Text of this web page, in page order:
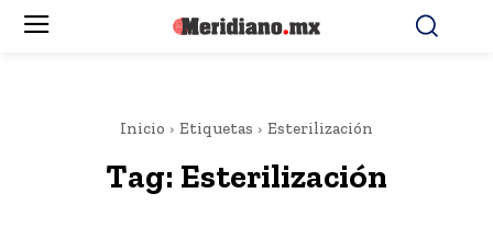
Inicio Etiquetas Esterilización
Tag: Esterilización